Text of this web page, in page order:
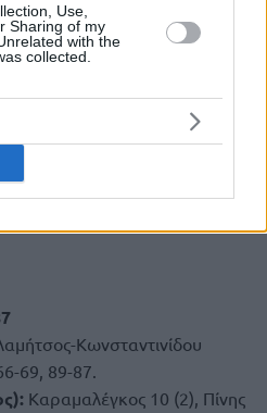
Use,
Sharing of my
with the
collected.
Κωνσταντινίδου
69, 89-87.
Καραμαλέγκος 10 (2), Πίνης